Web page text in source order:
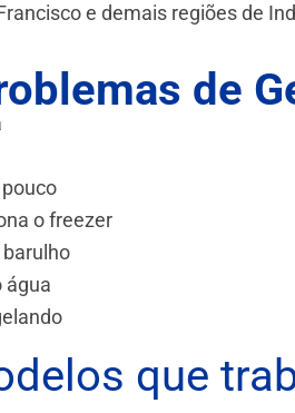
e demais regiões de
de
o freezer
água
que